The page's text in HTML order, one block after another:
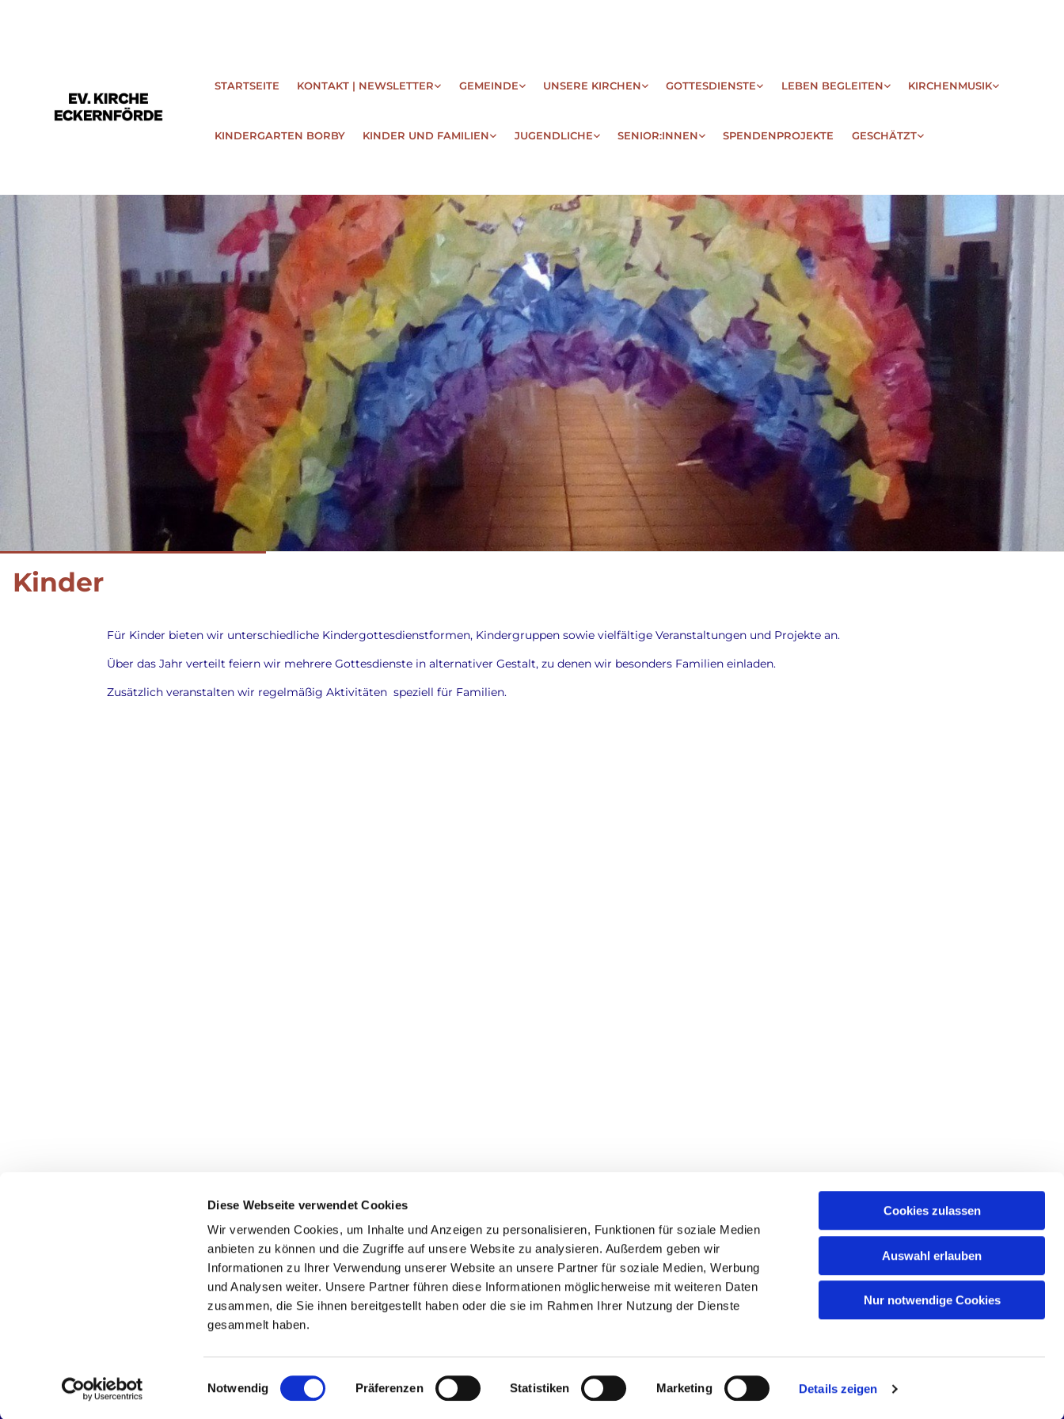
Diese Webseite verwendet Cookies
Wir verwenden Cookies, um Inhalte und Anzeigen zu personalisieren, Funktionen für soziale Medien
anbieten zu können und die Zugriffe auf unsere Website zu analysieren. Außerdem geben wir
Informationen zu Ihrer Verwendung unserer Website an unsere Partner für soziale Medien, Werbung
und Analysen weiter. Unsere Partner führen diese Informationen möglicherweise mit weiteren Daten
zusammen, die Sie ihnen bereitgestellt haben oder die sie im Rahmen Ihrer Nutzung der Dienste
gesammelt haben.
i
Notwendig Präferenzen Statistiken Marketing Details zeigen
Cookies zulassen
Auswahl erlauben
Nur notwendige Cookies
STARTSEITE KONTAKT | NEWSLETTER GEMEINDE UNSERE KIRCHEN GOTTESDIENSTE LEBEN BEGLEITEN KIRCHENMUSIK
KINDERGARTEN BORBY KINDER UND FAMILIEN JUGENDLICHE SENIOR:INNEN SPENDENPROJEKTE GESCHÄTZT
Kinder
Für Kinder bieten wir unterschiedliche Kindergottesdienstformen, Kindergruppen sowie vielfältige Veranstaltungen und Projekte an.
Über das Jahr verteilt feiern wir mehrere Gottesdienste in alternativer Gestalt, zu denen wir besonders Familien einladen.
Zusätzlich veranstalten wir regelmäßig Aktivitäten speziell für Familien.
Ev.-Luth. Kirchengemeinde
Eckernförde
Kontaktinformationen Impressum